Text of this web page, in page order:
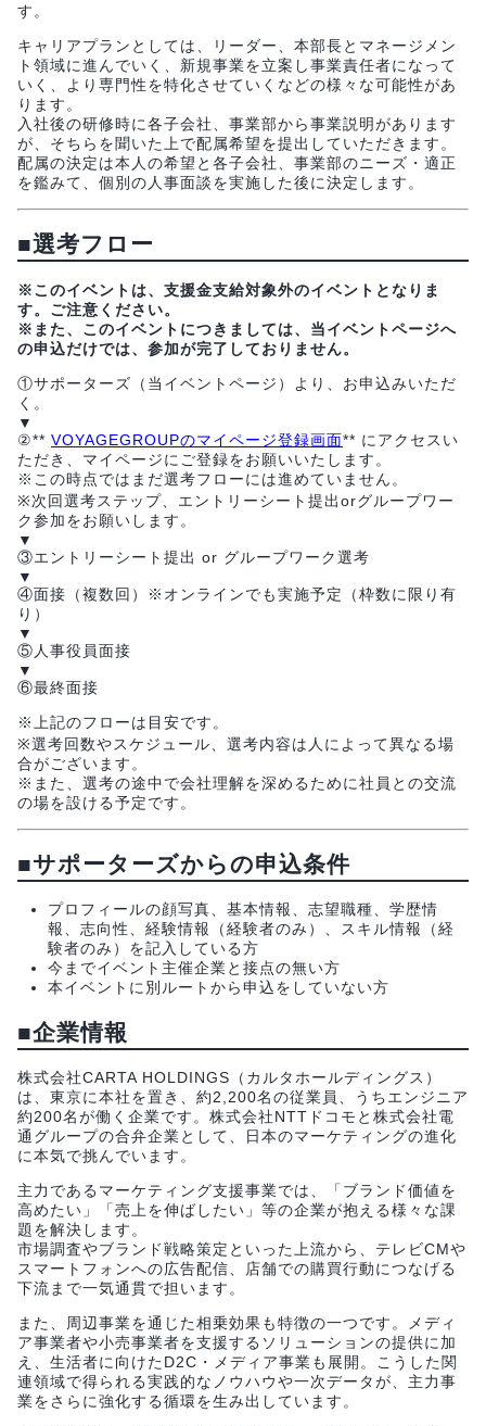
す。
キャリアプランとしては、リーダー、本部長とマネージメン
ト領域に進んでいく、新規事業を立案し事業責任者になって
いく、より専門性を特化させていくなどの様々な可能性があ
ります。
入社後の研修時に各子会社、事業部から事業説明があります
が、そちらを聞いた上で配属希望を提出していただきます。
配属の決定は本人の希望と各子会社、事業部のニーズ・適正
を鑑みて、個別の人事面談を実施した後に決定します。
■選考フロー
※このイベントは、支援金支給対象外のイベントとなりま
す。ご注意ください。
※また、このイベントにつきましては、当イベントページへ
の申込だけでは、参加が完了しておりません。
①サポーターズ（当イベントページ）より、お申込みいただ
く。
▼
②** VOYAGEGROUPのマイページ登録画面** にアクセスい
ただき、マイページにご登録をお願いいたします。
※この時点ではまだ選考フローには進めていません。
※次回選考ステップ、エントリーシート提出orグループワー
ク参加をお願いします。
▼
③エントリーシート提出 or グループワーク選考
▼
④面接（複数回）※オンラインでも実施予定（枠数に限り有
り）
▼
⑤人事役員面接
▼
⑥最終面接
※上記のフローは目安です。
※選考回数やスケジュール、選考内容は人によって異なる場
合がございます。
※また、選考の途中で会社理解を深めるために社員との交流
の場を設ける予定です。
■サポーターズからの申込条件
プロフィールの顔写真、基本情報、志望職種、学歴情
報、志向性、経験情報（経験者のみ）、スキル情報（経
験者のみ）を記入している方
今までイベント主催企業と接点の無い方
本イベントに別ルートから申込をしていない方
■企業情報
株式会社CARTA HOLDINGS（カルタホールディングス）
は、東京に本社を置き、約2,200名の従業員、うちエンジニア
約200名が働く企業です。株式会社NTTドコモと株式会社電
通グループの合弁企業として、日本のマーケティングの進化
に本気で挑んでいます。
主力であるマーケティング支援事業では、「ブランド価値を
高めたい」「売上を伸ばしたい」等の企業が抱える様々な課
題を解決します。
市場調査やブランド戦略策定といった上流から、テレビCMや
スマートフォンへの広告配信、店舗での購買行動につなげる
下流まで一気通貫で担います。
また、周辺事業を通じた相乗効果も特徴の一つです。メディ
ア事業者や小売事業者を支援するソリューションの提供に加
え、生活者に向けたD2C・メディア事業も展開。こうした関
連領域で得られる実践的なノウハウや一次データが、主力事
業をさらに強化する循環を生み出しています。